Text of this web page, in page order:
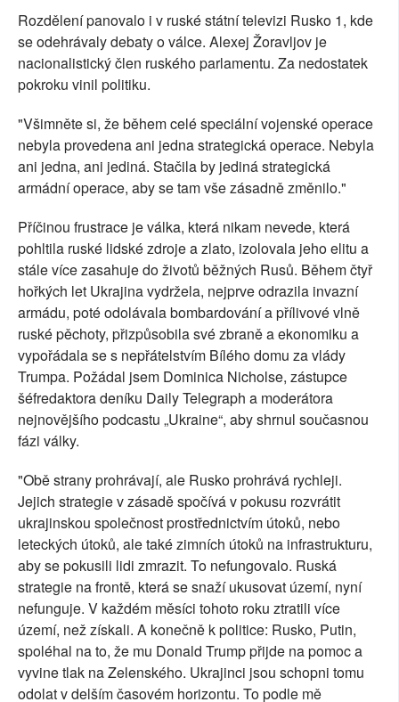
Rozdělení panovalo i v ruské státní televizi Rusko 1, kde
se odehrávaly debaty o válce. Alexej Žoravljov je
nacionalistický člen ruského parlamentu. Za nedostatek
pokroku vinil politiku.
"Všimněte si, že během celé speciální vojenské operace
nebyla provedena ani jedna strategická operace. Nebyla
ani jedna, ani jediná. Stačila by jediná strategická
armádní operace, aby se tam vše zásadně změnilo."
Příčinou frustrace je válka, která nikam nevede, která
pohltila ruské lidské zdroje a zlato, izolovala jeho elitu a
stále více zasahuje do životů běžných Rusů. Během čtyř
hořkých let Ukrajina vydržela, nejprve odrazila invazní
armádu, poté odolávala bombardování a přílivové vlně
ruské pěchoty, přizpůsobila své zbraně a ekonomiku a
vypořádala se s nepřátelstvím Bílého domu za vlády
Trumpa. Požádal jsem Dominica Nicholse, zástupce
šéfredaktora deníku Daily Telegraph a moderátora
nejnovějšího podcastu „Ukraine“, aby shrnul současnou
fázi války.
"Obě strany prohrávají, ale Rusko prohrává rychleji.
Jejich strategie v zásadě spočívá v pokusu rozvrátit
ukrajinskou společnost prostřednictvím útoků, nebo
leteckých útoků, ale také zimních útoků na infrastrukturu,
aby se pokusili lidi zmrazit. To nefungovalo. Ruská
strategie na frontě, která se snaží ukusovat území, nyní
nefunguje. V každém měsíci tohoto roku ztratili více
území, než získali. A konečně k politice: Rusko, Putin,
spoléhal na to, že mu Donald Trump přijde na pomoc a
vyvine tlak na Zelenského. Ukrajinci jsou schopni tomu
odolat v delším časovém horizontu. To podle mě